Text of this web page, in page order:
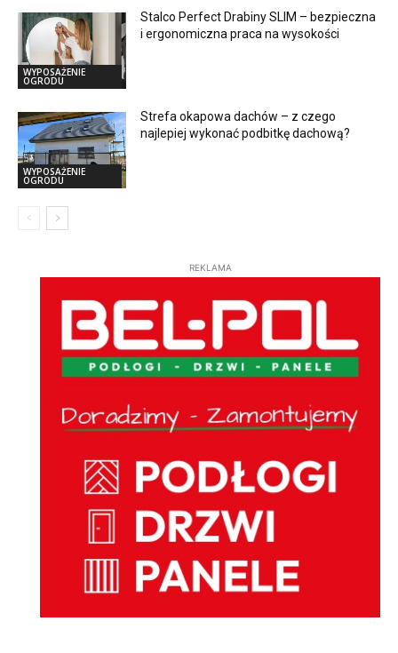
WYPOSAŻENIE
OGRODU
Stalco Perfect Drabiny SLIM – bezpieczna
i ergonomiczna praca na wysokości
WYPOSAŻENIE
OGRODU
Strefa okapowa dachów – z czego
najlepiej wykonać podbitkę dachową?
REKLAMA